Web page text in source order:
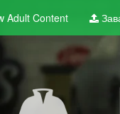
AdultContent